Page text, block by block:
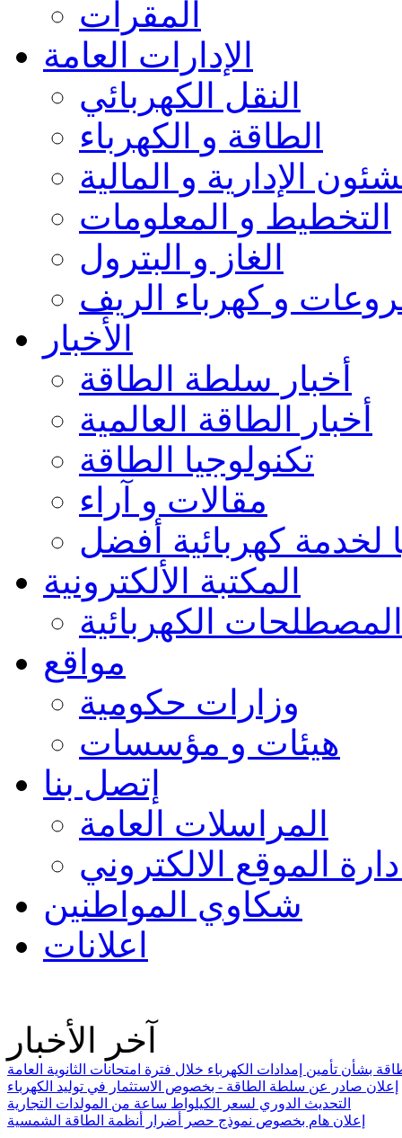
المقرات
الإدارات العامة
النقل الكهربائي
الطاقة و الكهرباء
الإدارية و المالية
التخطيط و المعلومات
الغاز و البترول
و كهرباء الريف
الأخبار
أخبار سلطة الطاقة
أخبار الطاقة العالمية
تكنولوجيا الطاقة
مقالات و آراء
لخدمة كهربائية أفضل
المكتبة الألكترونية
الكهربائية
مواقع
وزارات حكومية
هيئات و مؤسسات
إتصل بنا
المراسلات العامة
الموقع الالكتروني
شكاوي المواطنين
اعلانات
آخر الأخبار
بشأن تأمين إمدادات الكهرباء خلال فترة امتحانات الثانوية العامة
إعلان صادر عن سلطة الطاقة - بخصوص الاستثمار في توليد الكهرباء
التحديث الدوري لسعر الكيلواط ساعة من المولدات التجارية
إعلان هام بخصوص نموذج حصر أضرار أنظمة الطاقة الشمسية